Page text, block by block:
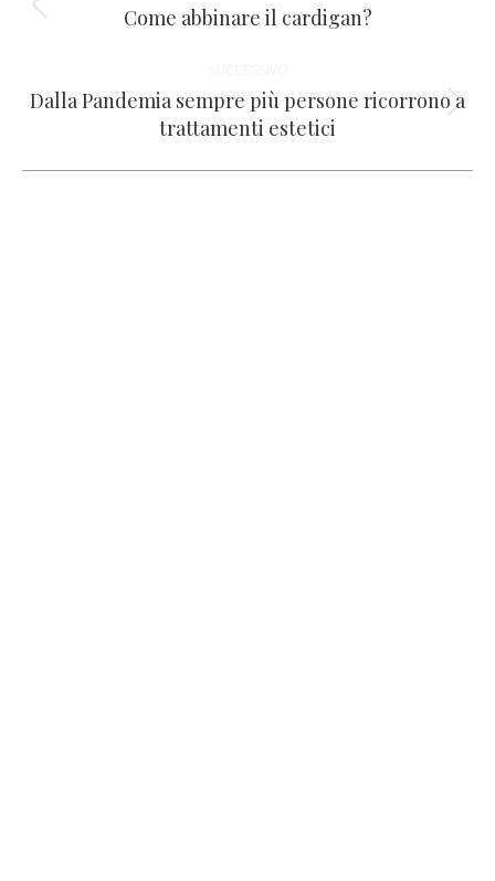
tra
post
Post
Come abbinare il cardigan?
Prossimo
Dalla Pandemia sempre più persone ricorrono a
trattamenti estetici